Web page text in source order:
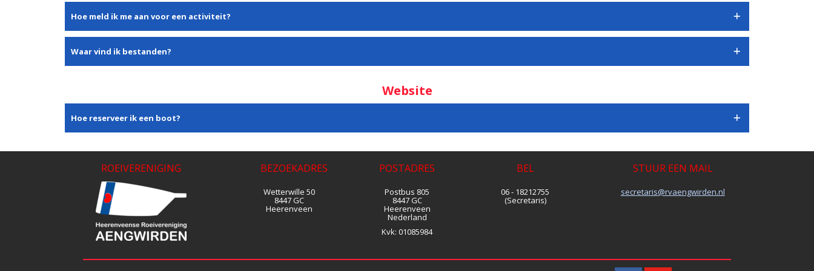
Hoe meld ik me aan voor een activiteit?
Waar vind ik bestanden?
Website
Hoe reserveer ik een boot?
ROEIVERENIGING BEZOEKADRES
Wetterwille 50
8447 GC
Heerenveen
POSTADRES
Postbus 805
8447 GC
Heerenveen
Nederland
Kvk: 01085984
BEL
06 - 18212755
(Secretaris)
STUUR EEN MAIL
siraterces@rvaengwirden.nl